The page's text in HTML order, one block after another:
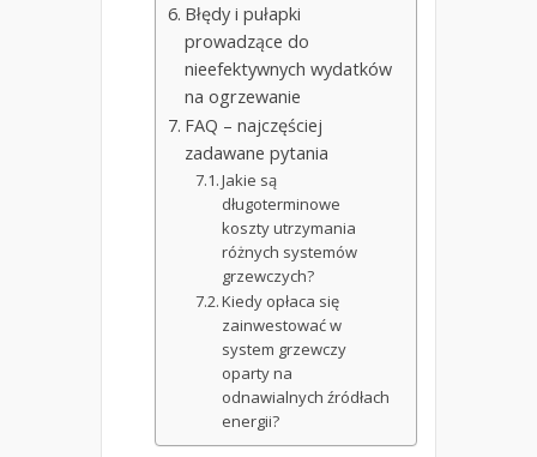
Błędy i pułapki
prowadzące do
nieefektywnych wydatków
na ogrzewanie
FAQ – najczęściej
zadawane pytania
Jakie są
długoterminowe
koszty utrzymania
różnych systemów
grzewczych?
Kiedy opłaca się
zainwestować w
system grzewczy
oparty na
odnawialnych źródłach
energii?